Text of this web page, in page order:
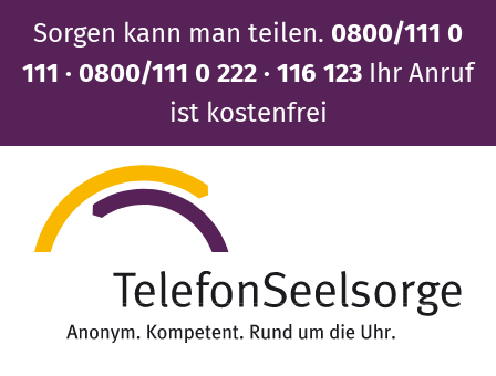
Inhalt
Sorgen kann man teilen. 0800/111 0
111 · 0800/111 0 222 · 116 123 Ihr Anruf
ist kostenfrei